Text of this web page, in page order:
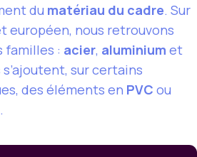
du matériau du cadre. Sur
européen, nous retrouvons
: acier, aluminium et
s’ajoutent, sur certains
des éléments en PVC ou